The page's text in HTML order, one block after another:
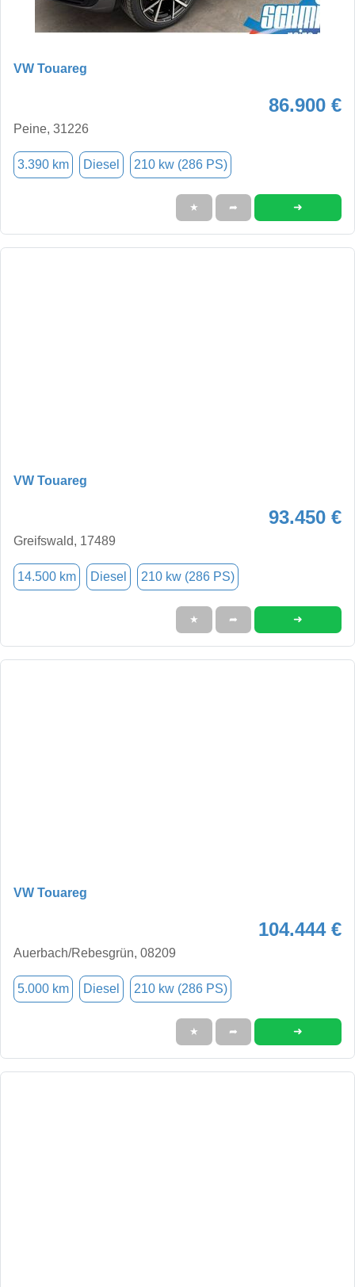
VW Touareg
86.900 €
Peine, 31226
3.390 km Diesel 210 kw (286 PS)
★ ➦ ➜
VW Touareg
93.450 €
Greifswald, 17489
14.500 km Diesel 210 kw (286 PS)
★ ➦ ➜
VW Touareg
104.444 €
Auerbach/Rebesgrün, 08209
5.000 km Diesel 210 kw (286 PS)
★ ➦ ➜